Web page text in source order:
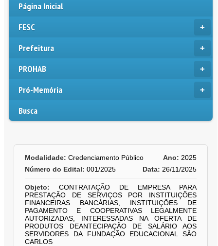
Página Inicial
FESC
Prefeitura
PROHAB
Pró-Memória
Busca
Modalidade: Credenciamento Público Ano: 2025
Número do Edital: 001/2025 Data: 26/11/2025
Objeto: CONTRATAÇÃO DE EMPRESA PARA
PRESTAÇÃO DE SERVIÇOS POR INSTITUIÇÕES
FINANCEIRAS BANCÁRIAS, INSTITUIÇÕES DE
PAGAMENTO E COOPERATIVAS LEGALMENTE
AUTORIZADAS, INTERESSADAS NA OFERTA DE
PRODUTOS DEANTECIPAÇÃO DE SALÁRIO AOS
SERVIDORES DA FUNDAÇÃO EDUCACIONAL SÃO
CARLOS